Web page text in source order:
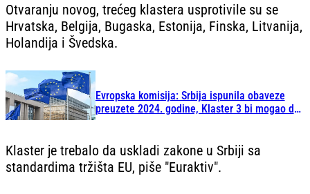
Otvaranju novog, trećeg klastera usprotivile su se
Hrvatska, Belgija, Bugaska, Estonija, Finska, Litvanija,
Holandija i Švedska.
Evropska komisija: Srbija ispunila obaveze
preuzete 2024. godine, Klaster 3 bi mogao da
bude otvoren u julu
Klaster je trebalo da uskladi zakone u Srbiji sa
standardima tržišta EU, piše "Euraktiv".